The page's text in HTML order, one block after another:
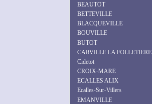
BEAUTOT
BETTEVILLE
BLACQUEVILLE
BOUVILLE
BUTOT
CARVILLE LA FOLLETIERE
Cidetot
CROIX-MARE
ECALLES ALIX
Ecalles-Sur-Villers
EMANVILLE